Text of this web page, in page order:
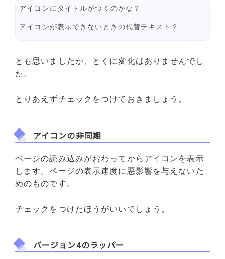
アイコンにタイトルがつくのかな？
アイコンが表示できないときの代替テキスト？
とも思いましたが、とくに変化はありませんでし
た。
とりあえずチェックをつけておきましょう。
アイコンの非同期
ページの読み込みがおわってからアイコンを表示
します。ページの表示速度に悪影響を与えないた
めのものです。
チェックをつけたほうがいいでしょう。
バージョン4のラッパー